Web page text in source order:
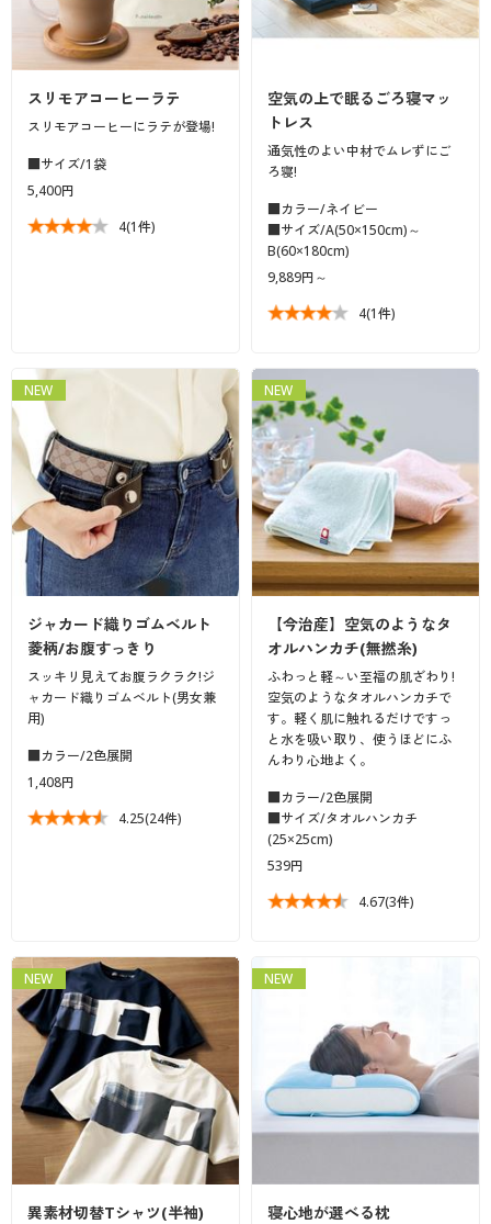
スリモアコーヒーラテ
スリモアコーヒーにラテが登場!
■サイズ/1袋
5,400円
4(1件)
空気の上で眠るごろ寝マッ
トレス
通気性のよい中材でムレずにご
ろ寝!
■カラー/ネイビー
■サイズ/A(50×150cm)～
B(60×180cm)
9,889円～
4(1件)
NEW
ジャカード織りゴムベルト
菱柄/お腹すっきり
スッキリ見えてお腹ラクラク!ジ
ャカード織りゴムベルト(男女兼
用)
■カラー/2色展開
1,408円
4.25(24件)
NEW
【今治産】空気のようなタ
オルハンカチ(無撚糸)
ふわっと軽～い至福の肌ざわり!
空気のようなタオルハンカチで
す。軽く肌に触れるだけですっ
と水を吸い取り、使うほどにふ
んわり心地よく。
■カラー/2色展開
■サイズ/タオルハンカチ
(25×25cm)
539円
4.67(3件)
NEW
異素材切替Tシャツ(半袖)
NEW
寝心地が選べる枕